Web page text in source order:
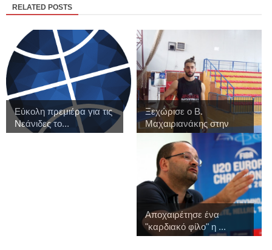
RELATED POSTS
Εύκολη πρεμιέρα για τις
Νεάνιδες το...
Ξεχώρισε ο Β.
Μαχαιριανάκης στην
πρ...
Αποχαιρέτησε ένα
"καρδιακό φίλο" η ...